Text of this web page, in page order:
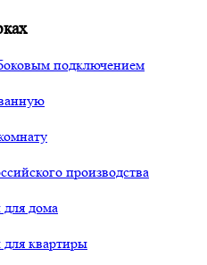
подключением
производства
дома
квартиры